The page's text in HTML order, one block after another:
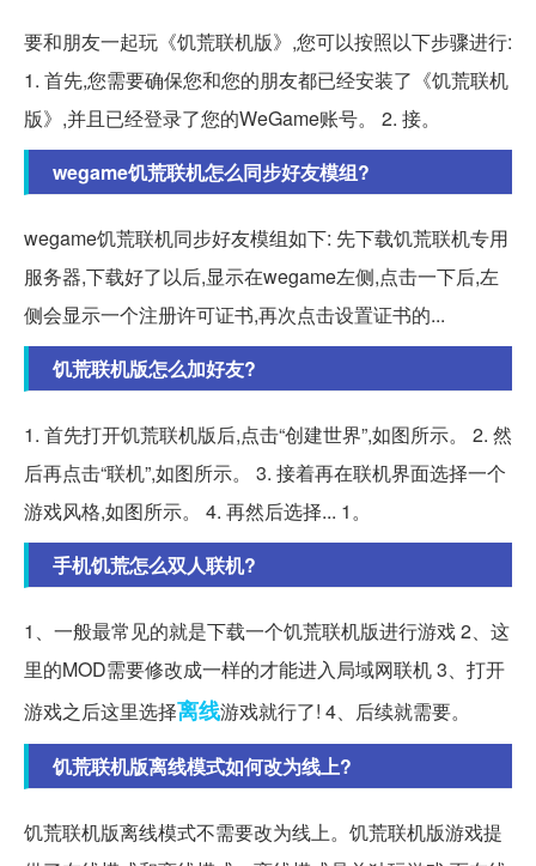
要和朋友一起玩《饥荒联机版》,您可以按照以下步骤进行:
1. 首先,您需要确保您和您的朋友都已经安装了《饥荒联机
版》,并且已经登录了您的WeGame账号。 2. 接。
wegame饥荒联机怎么同步好友模组?
wegame饥荒联机同步好友模组如下: 先下载饥荒联机专用
服务器,下载好了以后,显示在wegame左侧,点击一下后,左
侧会显示一个注册许可证书,再次点击设置证书的...
饥荒联机版怎么加好友?
1. 首先打开饥荒联机版后,点击“创建世界”,如图所示。 2. 然
后再点击“联机”,如图所示。 3. 接着再在联机界面选择一个
游戏风格,如图所示。 4. 再然后选择... 1。
手机饥荒怎么双人联机?
1、一般最常见的就是下载一个饥荒联机版进行游戏 2、这
里的MOD需要修改成一样的才能进入局域网联机 3、打开
游戏之后这里选择离线游戏就行了! 4、后续就需要。
饥荒联机版离线模式如何改为线上?
饥荒联机版离线模式不需要改为线上。饥荒联机版游戏提